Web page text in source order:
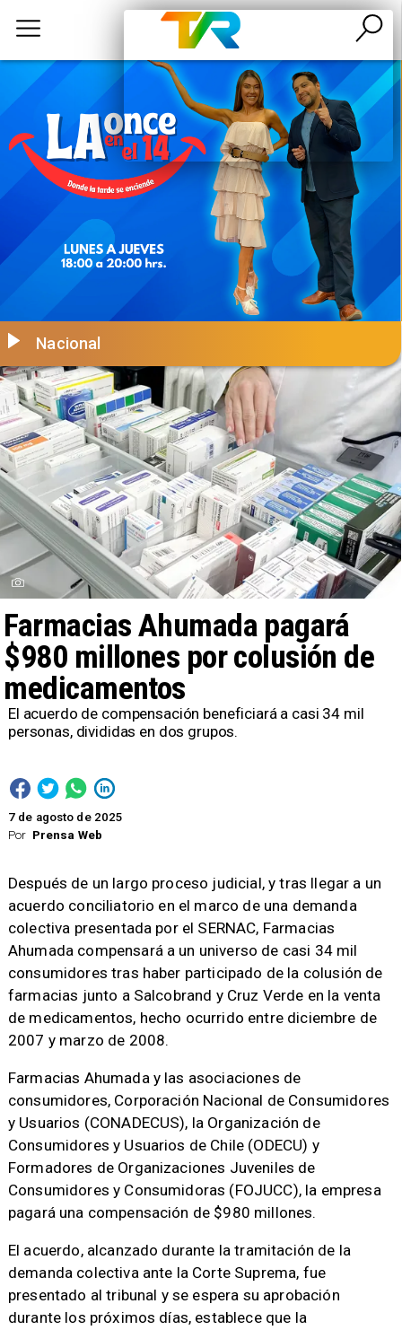
Por Prensa Web
Farmacias Ahumada pagará
$980 millones por colusión de
medicamentos
Nacional
7 de agosto de 2025
El acuerdo de compensación beneficiará a casi 34 mil
personas, divididas en dos grupos.
Después de un largo proceso judicial, y tras llegar a un
acuerdo conciliatorio en el marco de una demanda
colectiva presentada por el SERNAC, Farmacias
Ahumada compensará a un universo de casi 34 mil
consumidores tras haber participado de la colusión de
farmacias junto a Salcobrand y Cruz Verde en la venta
de medicamentos, hecho ocurrido entre diciembre de
2007 y marzo de 2008.
Farmacias Ahumada y las asociaciones de
consumidores, Corporación Nacional de Consumidores
y Usuarios (CONADECUS), la Organización de
Consumidores y Usuarios de Chile (ODECU) y
Formadores de Organizaciones Juveniles de
Consumidores y Consumidoras (FOJUCC), la empresa
pagará una compensación de $980 millones.
El acuerdo, alcanzado durante la tramitación de la
demanda colectiva ante la Corte Suprema, fue
presentado al tribunal y se espera su aprobación
durante los próximos días, establece que la